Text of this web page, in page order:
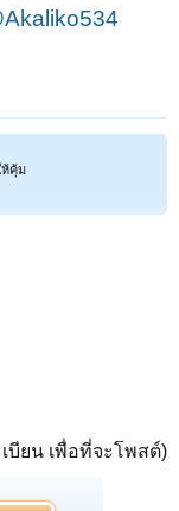
ห้คุ้ม
บียน เพื่อที่จะโพสต์)